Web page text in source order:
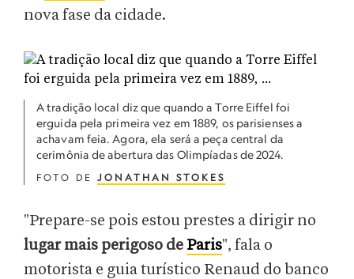
nova fase da cidade.
A tradição local diz que quando a Torre Eiffel foi
erguida pela primeira vez em 1889, os parisienses a
achavam feia. Agora, ela será a peça central da
cerimônia de abertura das Olimpíadas de 2024.
FOTO DE JONATHAN STOKES
"Prepare-se pois estou prestes a dirigir no
lugar mais perigoso de Paris", fala o
motorista e guia turístico Renaud do banco